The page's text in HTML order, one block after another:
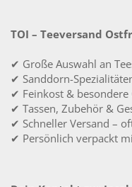
TOI – Teeversand
✔ Große Auswahl an
✔ Sanddorn-
✔ Feinkost & besondere
✔ Tassen, Zubehör &
✔ Schneller Versand –
✔ Persönlich verpackt